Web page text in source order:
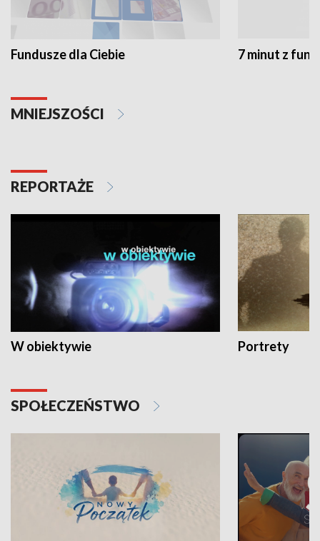
Fundusze dla Ciebie 7 minut z
MNIEJSZOŚCI
REPORTAŻE
W obiektywie Portrety
SPOŁECZEŃSTWO